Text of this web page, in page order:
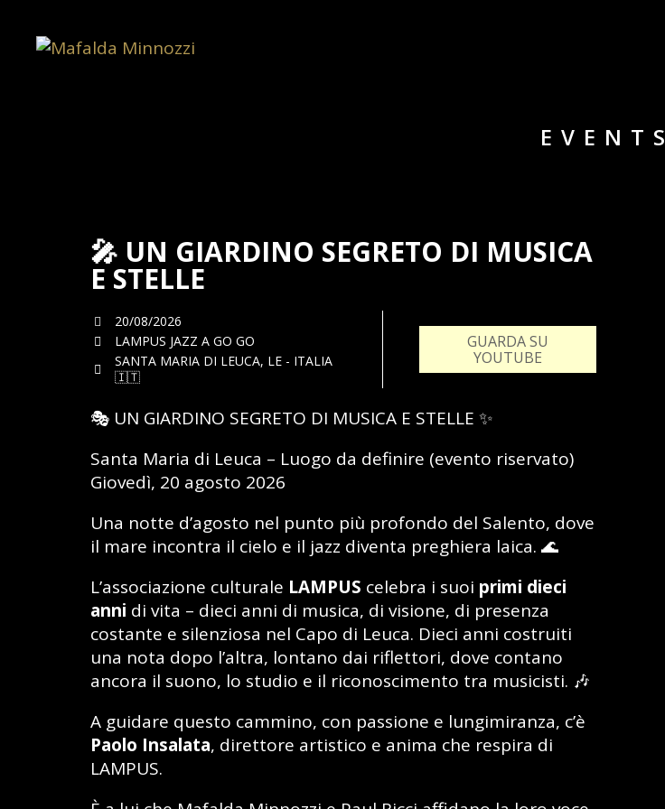
EVENTS
🎤 UN GIARDINO SEGRETO DI MUSICA
E STELLE
20/08/2026
LAMPUS JAZZ A GO GO
SANTA MARIA DI LEUCA, LE - ITALIA
🇮🇹
GUARDA SU
YOUTUBE
🎭 UN GIARDINO SEGRETO DI MUSICA E STELLE ✨
Santa Maria di Leuca – Luogo da definire (evento riservato)
Giovedì, 20 agosto 2026
Una notte d’agosto nel punto più profondo del Salento, dove
il mare incontra il cielo e il jazz diventa preghiera laica. 🌊
L’associazione culturale LAMPUS celebra i suoi primi dieci
anni di vita – dieci anni di musica, di visione, di presenza
costante e silenziosa nel Capo di Leuca. Dieci anni costruiti
una nota dopo l’altra, lontano dai riflettori, dove contano
ancora il suono, lo studio e il riconoscimento tra musicisti. 🎶
A guidare questo cammino, con passione e lungimiranza, c’è
Paolo Insalata, direttore artistico e anima che respira di
LAMPUS.